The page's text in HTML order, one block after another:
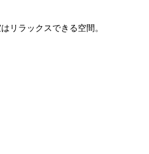
リラックスできる空間。